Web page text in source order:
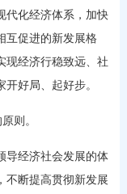
代化经济体系，加快
互促进的新发展格
现经济行稳致远、社
好局、起好步。
则。
经济社会发展的体
不断提高贯彻新发展